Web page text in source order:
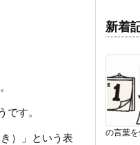
す。
）」という表
新着
の言葉